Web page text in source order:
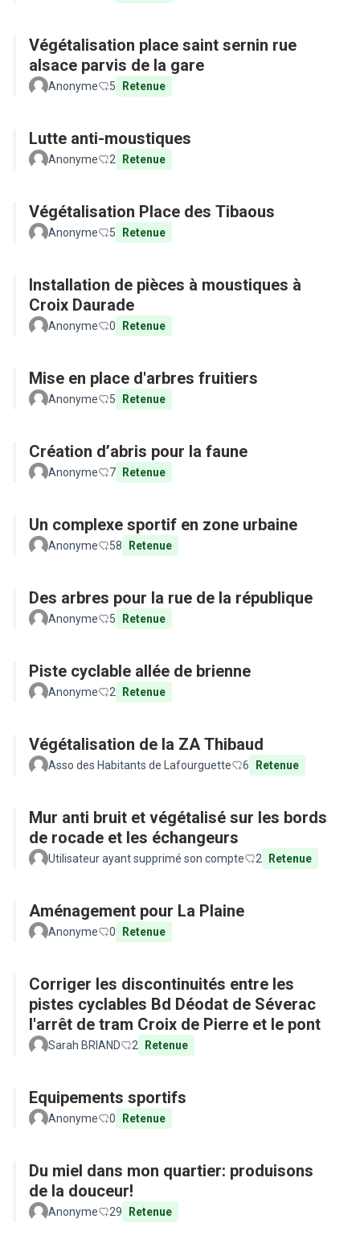
Végétalisation place saint sernin rue
alsace parvis de la gare
Anonyme 5 Retenue
Lutte anti-moustiques
Anonyme 2 Retenue
Végétalisation Place des Tibaous
Anonyme 5 Retenue
Installation de pièces à moustiques à
Croix Daurade
Anonyme 0 Retenue
Mise en place d'arbres fruitiers
Anonyme 5 Retenue
Création d’abris pour la faune
Anonyme 7 Retenue
Un complexe sportif en zone urbaine
Anonyme 58 Retenue
Des arbres pour la rue de la république
Anonyme 5 Retenue
Piste cyclable allée de brienne
Anonyme 2 Retenue
Végétalisation de la ZA Thibaud
Asso des Habitants de Lafourguette 6 Retenue
Mur anti bruit et végétalisé sur les bords
de rocade et les échangeurs
Utilisateur ayant supprimé son compte 2 Retenue
Aménagement pour La Plaine
Anonyme 0 Retenue
Corriger les discontinuités entre les
pistes cyclables Bd Déodat de Séverac
l'arrêt de tram Croix de Pierre et le pont
Sarah BRIAND 2 Retenue
Equipements sportifs
Anonyme 0 Retenue
Du miel dans mon quartier: produisons
de la douceur!
Anonyme 29 Retenue